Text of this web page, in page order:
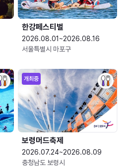
한강페스티벌
2026.08.01~2026.08.16
서울특별시 마포구
개최중
보령머드축제
2026.07.24~2026.08.09
충청남도 보령시